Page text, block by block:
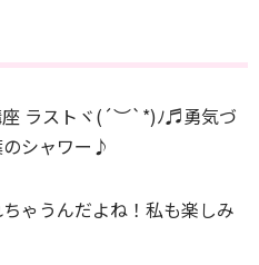
座 ラストヾ(´︶`*)ﾉ♬勇気づ
シャワー♪
ゃうんだよね！私も楽しみ